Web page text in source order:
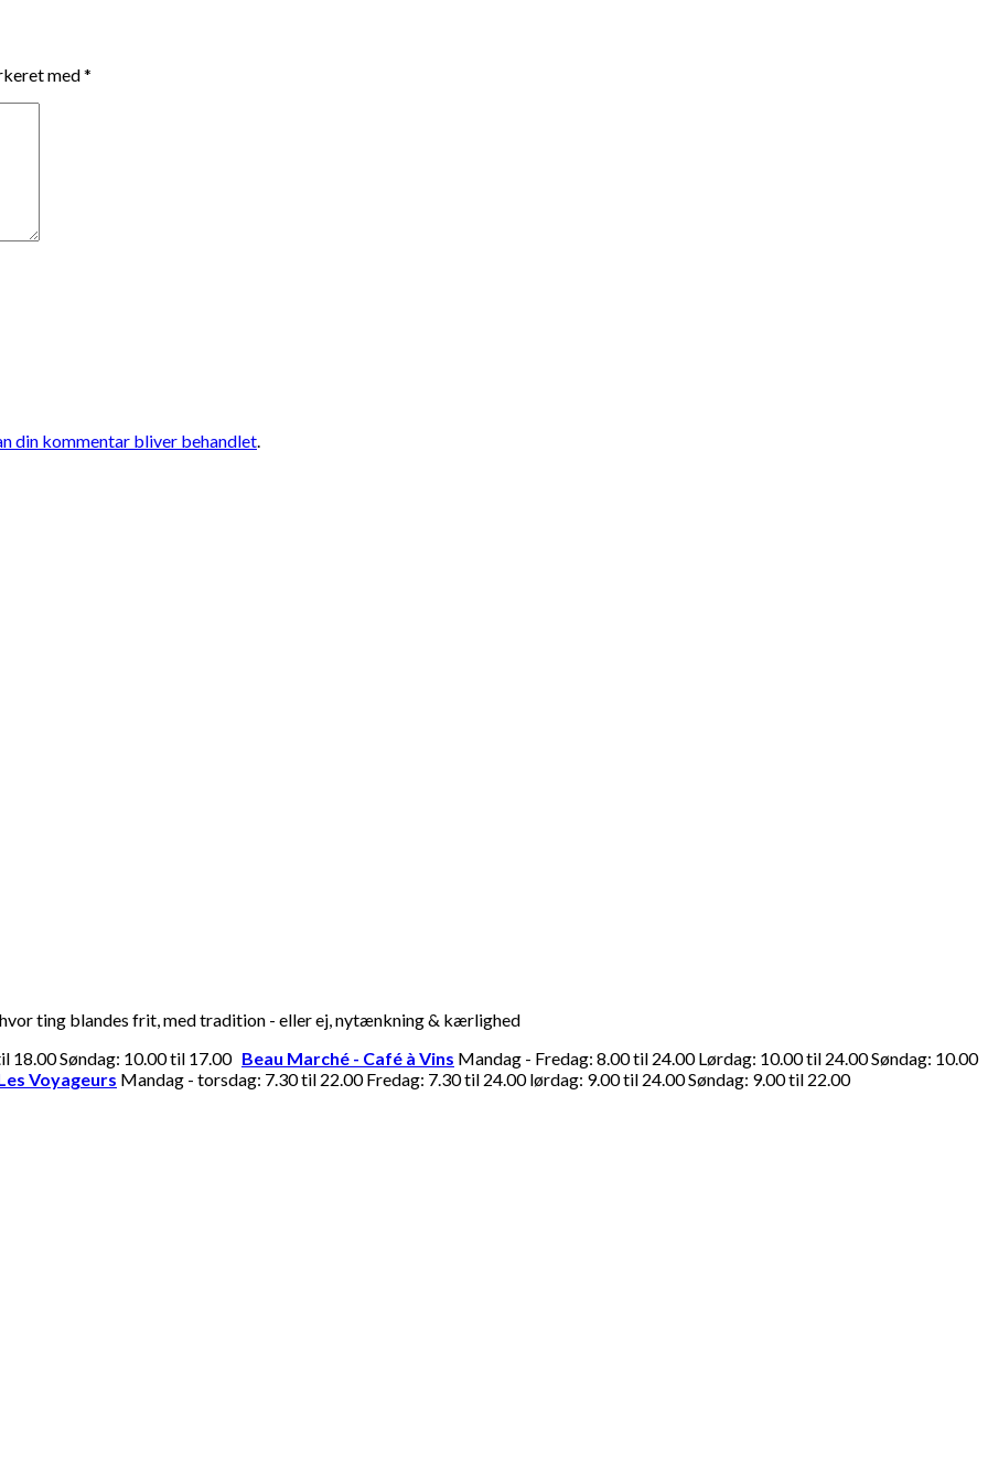
med*
din kommentar bliver behandlet.
ting blandes frit, med tradition - eller ej, nytænkning & kærlighed
18.00 Søndag: 10.00 til 17.00 Beau Marché - Café à Vins Mandag - Fredag: 8.00 til 24.00 Lørdag: 10.00 til 24.00 Søndag: 10.00
Voyageurs Mandag - torsdag: 7.30 til 22.00 Fredag: 7.30 til 24.00 lørdag: 9.00 til 24.00 Søndag: 9.00 til 22.00